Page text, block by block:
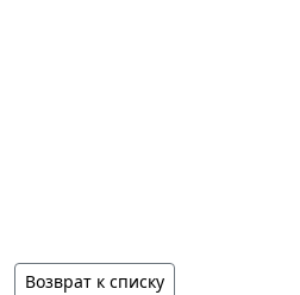
Возврат к списку